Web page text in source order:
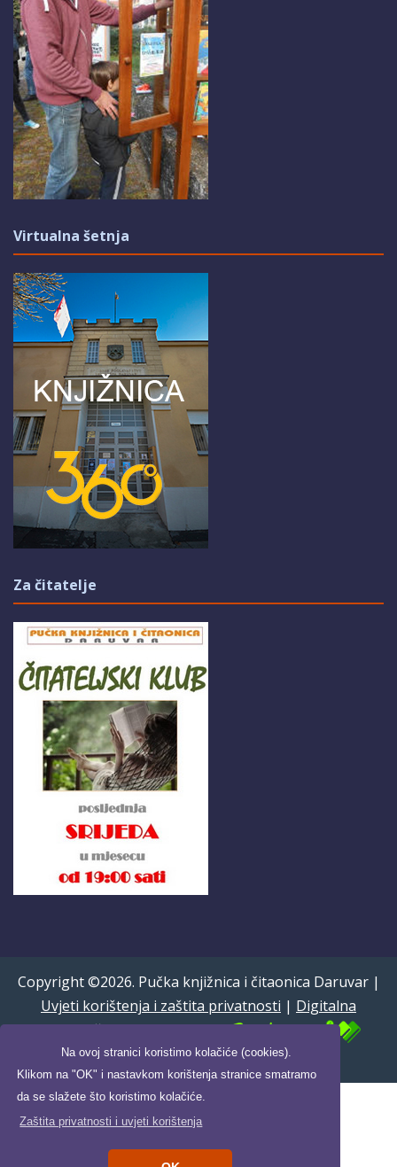
Na ovoj stranici koristimo kolačiće (cookies).
Klikom na "OK" i nastavkom korištenja stranice smatramo
da se slažete što koristimo kolačiće.
Zaštita privatnosti i uvjeti korištenja
Virtualna šetnja
Za čitatelje
Copyright ©2026. Pučka knjižnica i čitaonica Daruvar |
Uvjeti korištenja i zaštita privatnosti | Digitalna
pristupačnost| Powered by
Izrada:
Pikant IT